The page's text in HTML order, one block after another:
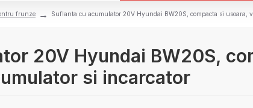
frunze Suflanta cu acumulator 20V Hyundai BW20S, compacta si
20V Hyundai BW20S,
si incarcator